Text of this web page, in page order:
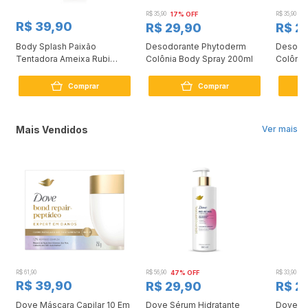
R$ 39,90
Body Splash Paixão
Tentadora Ameixa Rubi
Comprar
R$ 35,90 17% OFF
R$ 29,90
Desodorante Phytoderm
Colônia Body Spray 200ml
Comprar
R$ 35,90
R$
Ver mais
Mais Vendidos
R$ 61,90
R$ 39,90
Dove Máscara Capilar 10 Em
R$ 56,90 47% OFF
R$ 29,90
Dove Sérum Hidratante
R$ 33,90
R$
Dove